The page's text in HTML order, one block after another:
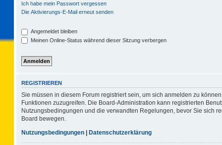
Ich habe mein Passwort vergessen
Die Aktivierungs-E-Mail erneut senden
Angemeldet bleiben
Meinen Online-Status während dieser Sitzung verbergen
REGISTRIEREN
Sie müssen in diesem Forum registriert sein, um sich anmelden zu
Funktionen zuzugreifen. Die Board-Administration kann registrierten
Nutzungsbedingungen und die verwandten Regelungen, bevor Sie sich
Board bewegen.
Nutzungsbedingungen | Datenschutzerklärung